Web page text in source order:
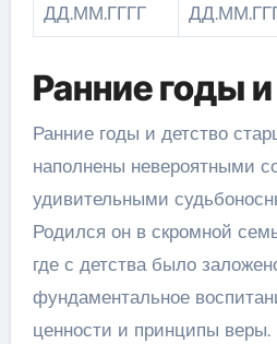
ДД.ММ.ГГГГ
Ранние годы
Ранние годы и детство
наполнены невероятными
удивительными
Родился он в скромной
где с детства было
фундаментальное
ценности и принципы веры.